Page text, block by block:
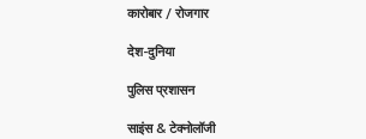
कारोबार / रोजगार
देश-दुनिया
पुलिस प्रशासन
साइंस & टेक्नोलॉजी